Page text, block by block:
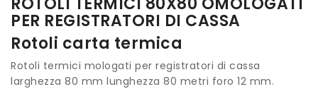
PER REGISTRATORI DI CASSA
Rotoli carta termica
Rotoli termici mologati per registratori di cassa
larghezza 80 mm lunghezza 80 metri foro 12 mm.